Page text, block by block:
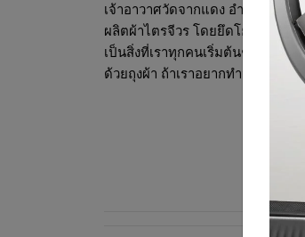
เจ้าอาวาศวัดจากแดง อำเภอพระ
ผลิตผ้าไตรจีวร โดยยึดโยงกับแนว
เป็นสิ่งที่เราทุกคนเริ่มต้นช่วยโลกไ
ด้วยถุงผ้า ถ้าเราอยากทำจริงๆ อะไร